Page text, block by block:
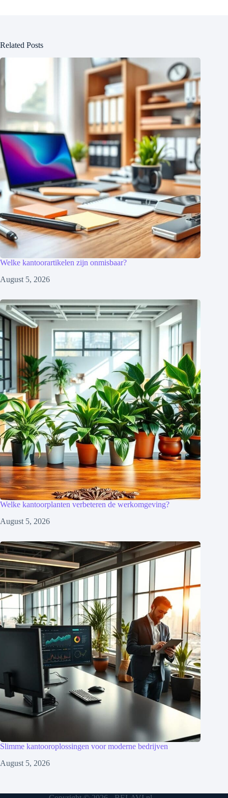
Related Posts
Welke kantoorartikelen zijn onmisbaar?
August 5, 2026
Welke kantoorplanten verbeteren de werkomgeving?
August 5, 2026
Slimme kantooroplossingen voor moderne bedrijven
August 5, 2026